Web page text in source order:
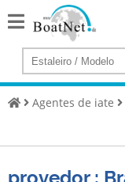
Home
Compre
iate
Agentes de iate
provedor :